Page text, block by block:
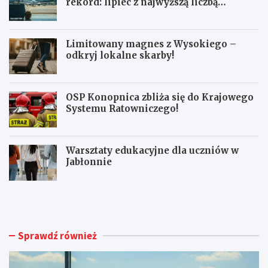
Limitowany magnes z Wysokiego –
odkryj lokalne skarby!
OSP Konopnica zbliża się do Krajowego
Systemu Ratowniczego!
Warsztaty edukacyjne dla uczniów w
Jabłonnie
L
n
i
L
o
a
Sprawdź również